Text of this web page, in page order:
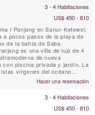
dormitorios que disfruta de
vistas de la pintoresca...
3 - 4 Habitaciones
US$ 450 - 810
I Panjang en Sanur-Ketewel,
a pocos pasos de la playa de
de la bahía de Saba.
es una villa de lujo de 4
de nueva
con piscina privada y jardín. La
vírgenes del océano
Casabama I Panjang se
los terrenos de Casabama
con personal completo.
Hacer una reservación
3 - 4 Habitaciones
US$ 450 - 810